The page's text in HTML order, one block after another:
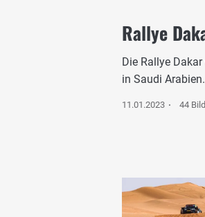
Rallye
Die Rallye
in Saudi
11.01.2023 44